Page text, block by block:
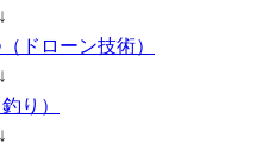
↓
ドローン技術）
↓
り）
↓